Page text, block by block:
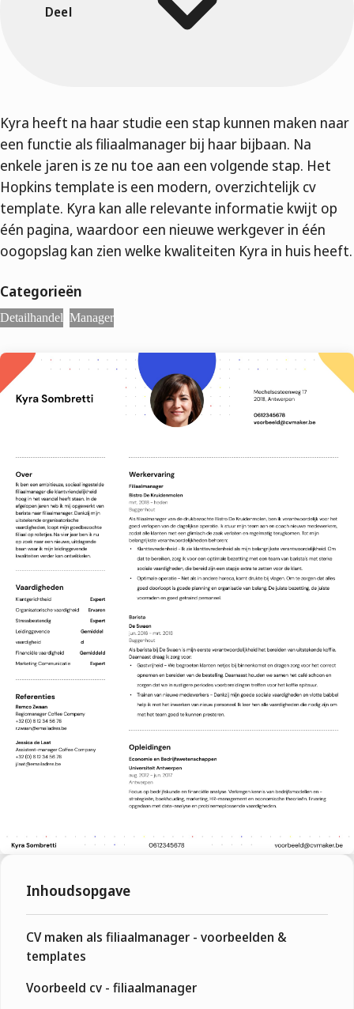
Deel
Kyra heeft na haar studie een stap kunnen maken naar
een functie als filiaalmanager bij haar bijbaan. Na
enkele jaren is ze nu toe aan een volgende stap. Het
Hopkins template is een modern, overzichtelijk cv
template. Kyra kan alle relevante informatie kwijt op
één pagina, waardoor een nieuwe werkgever in één
oogopslag kan zien welke kwaliteiten Kyra in huis heeft.
Categorieën
Detailhandel Manager
Inhoudsopgave
CV maken als filiaalmanager - voorbeelden &
templates
Voorbeeld cv - filiaalmanager